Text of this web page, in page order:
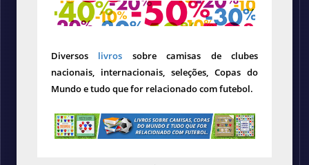
Diversos livros sobre camisas de clubes
nacionais, internacionais, seleções, Copas do
Mundo e tudo que for relacionado com futebol.